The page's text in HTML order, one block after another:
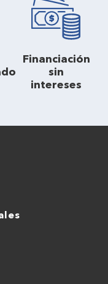
Financiación
sin
intereses